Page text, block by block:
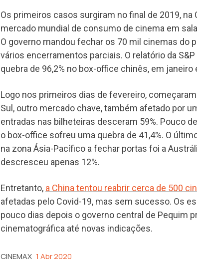
Os primeiros casos surgiram no final de 2019, na
mercado mundial de consumo de cinema em
O governo mandou fechar os 70 mil cinemas do
vários encerramentos parciais. O relatório da
quebra de 96,2% no box-office chinês, em janeiro
Logo nos primeiros dias de fevereiro,
Sul, outro mercado chave, também afetado por
entradas nas bilheteiras desceram 59%. Pouco
o box-office sofreu uma quebra de 41,4%. O
na zona Ásia-Pacífico a fechar portas foi a
descresceu apenas 12%.
Entretanto, a China tentou reabrir cerca de 500
afetadas pelo Covid-19, mas sem sucesso. Os
pouco dias depois o governo central de Pequim
cinematográfica até novas indicações.
CINEMAX 1 Abr 2020